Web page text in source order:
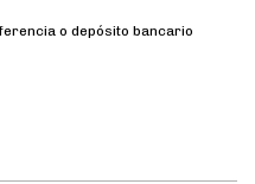
o depósito bancario